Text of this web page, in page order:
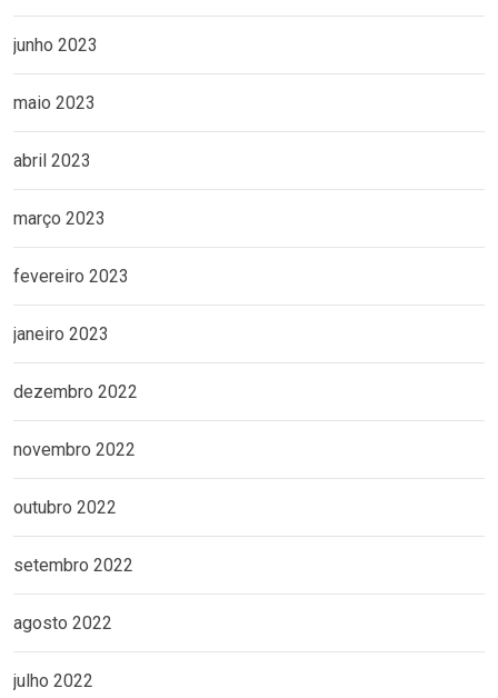
junho 2023
maio 2023
abril 2023
março 2023
fevereiro 2023
janeiro 2023
dezembro 2022
novembro 2022
outubro 2022
setembro 2022
agosto 2022
julho 2022